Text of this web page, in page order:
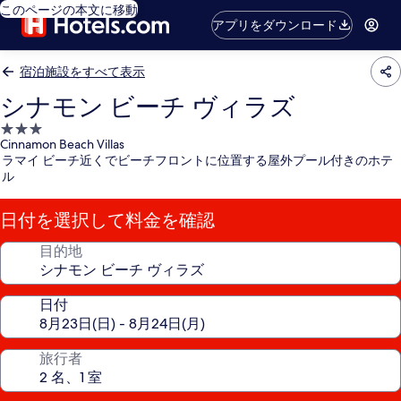
このページの本文に移動
アプリをダウンロード
宿泊施設をすべて表示
シナモン ビーチ ヴィラズ
3.0
つ
星
泊
施
設
Cinnamon Beach Villas
ラマイ ビーチ近くでビーチフロントに位置する屋外プール付きのホテ
ル
日付を選択して料金を確認
目的地
日付
旅行者